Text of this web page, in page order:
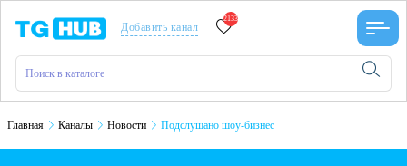
Добавить канал
2133
Главная Каналы Новости Подслушано шоу-бизнес